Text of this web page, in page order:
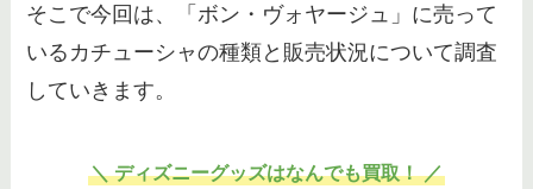
ディズニー英語システム(DWE)の
買取業者おすすめランキング9
そこで今回は、「ボン・ヴォヤージュ」に売って
いるカチューシャの種類と販売状況について調査
していきます。
＼ ディズニーグッズはなんでも買取！ ／